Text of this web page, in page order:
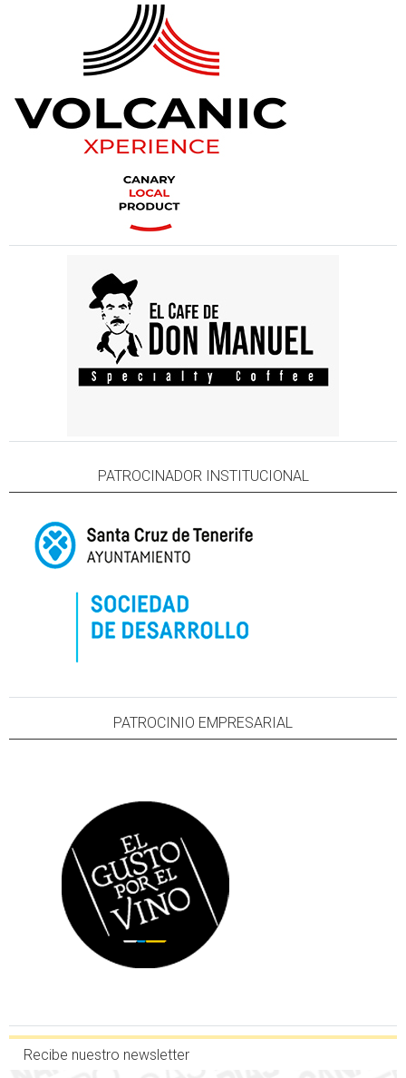
PATROCINADOR INSTITUCIONAL
PATROCINIO EMPRESARIAL
Recibe nuestro newsletter